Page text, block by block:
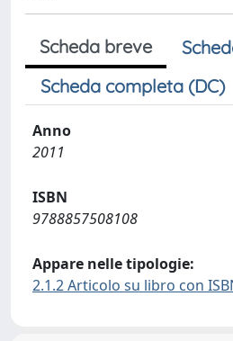
Scheda breve
Scheda completa (DC)
Anno
2011
ISBN
9788857508108
Appare nelle tipologie:
2.1.2 Articolo su libro con